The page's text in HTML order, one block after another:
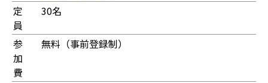
定
員
30名
参
加
費
無料（事前登録制）